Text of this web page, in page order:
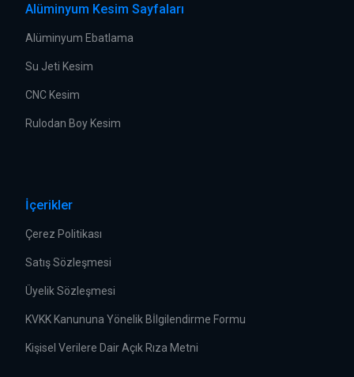
Alüminyum Kesim Sayfaları
Alüminyum Ebatlama
Su Jeti Kesim
CNC Kesim
Rulodan Boy Kesim
İçerikler
Çerez Politikası
Satış Sözleşmesi
Üyelik Sözleşmesi
KVKK Kanununa Yönelik Bİlgilendirme Formu
Kişisel Verilere Dair Açık Rıza Metni